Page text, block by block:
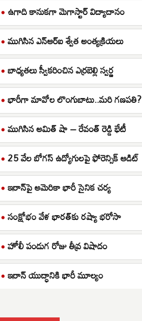
ఉగాది కానుకగా మెగాస్టార్ విద్యాదానం
ముగిసిన ఎన్ఆర్ఐ శ్వేత అంత్యక్రియలు
బాధ్యతలు స్వీకరించిన ఎర్రబెల్లి స్వర్ణ
భారీగా మావోల లొంగుబాటు..మరి గణపతి?
ముగిసిన అమిత్ షా – రేవంత్ రెడ్డి భేటీ
25 వేల బోగస్ ఉద్యోగులపై ఫోరెన్సిక్ ఆడిట్
ఇరాన్‌పై అమెరికా భారీ సైనిక చర్య
సంక్షోభం వేళ భారత్‌కు రష్యా భరోసా
హోలీ పండుగ రోజు తీవ్ర విషాదం
ఇరాన్ యుద్ధానికి భారీ మూల్యం